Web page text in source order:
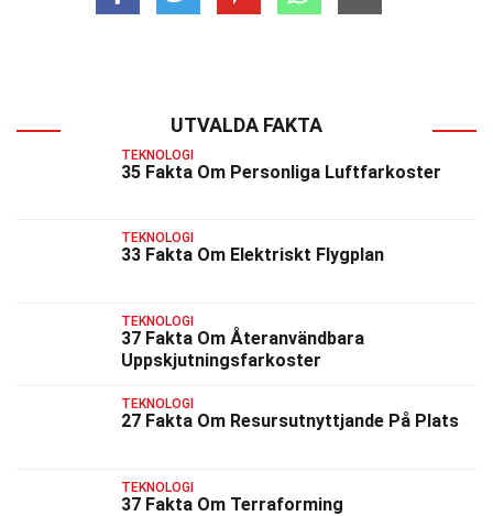
UTVALDA FAKTA
TEKNOLOGI
35 Fakta Om Personliga Luftfarkoster
TEKNOLOGI
33 Fakta Om Elektriskt Flygplan
TEKNOLOGI
37 Fakta Om Återanvändbara
Uppskjutningsfarkoster
TEKNOLOGI
27 Fakta Om Resursutnyttjande På Plats
TEKNOLOGI
37 Fakta Om Terraforming